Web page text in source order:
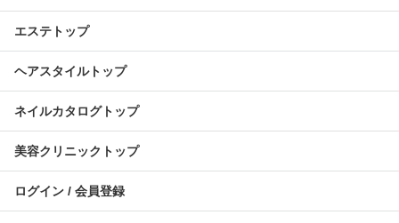
エステトップ
ヘアスタイルトップ
ネイルカタログトップ
美容クリニックトップ
ログイン / 会員登録